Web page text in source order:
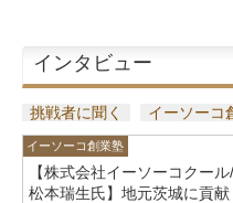
インタビュー
挑戦者に聞く イーソーコ
イーソーコ創業塾
【株式会社イーソーコクール/
松本瑞生氏】地元茨城に貢献